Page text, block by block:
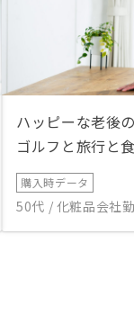
ハッピーな老後
ゴルフと旅行と
購入時データ
50代 / 化粧品会社